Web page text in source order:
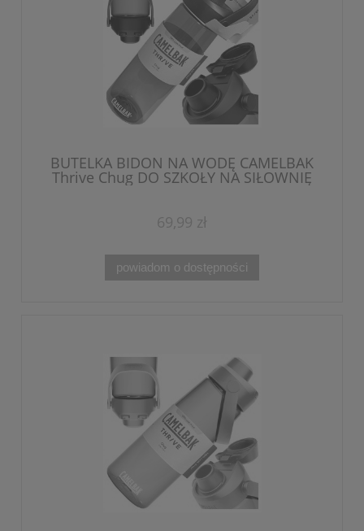
BUTELKA BIDON NA WODĘ CAMELBAK
Thrive Chug DO SZKOŁY NA SIŁOWNIĘ
69,99 zł
powiadom o dostępności